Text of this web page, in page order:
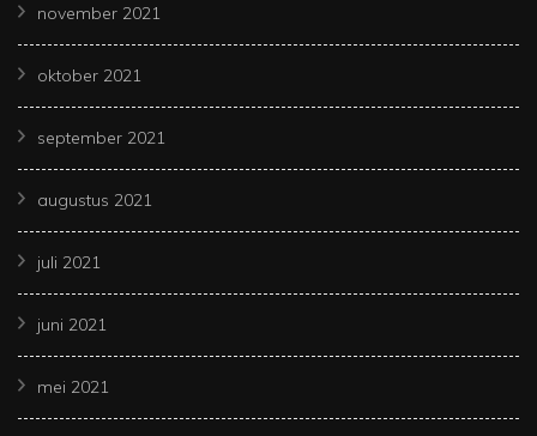
november 2021
oktober 2021
september 2021
augustus 2021
juli 2021
juni 2021
mei 2021